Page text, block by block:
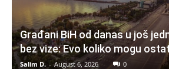
Građani BiH od danas u još
bez vize: Evo koliko mogu
Salim D. - August 6, 2026 0